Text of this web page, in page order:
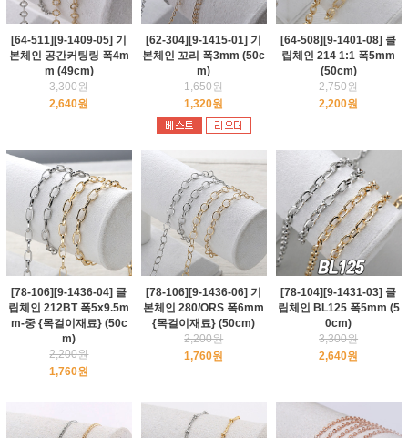
[64-511][9-1409-05] 기
본체인 공간커팅링 폭4m
m (49cm)
3,300원
2,640원
[62-304][9-1415-01] 기
본체인 꼬리 폭3mm (50c
m)
1,650원
1,320원
[64-508][9-1401-08] 클
립체인 214 1:1 폭5mm
(50cm)
2,750원
2,200원
[78-106][9-1436-04] 클
립체인 212BT 폭5x9.5m
m-중 {목걸이재료} (50c
m)
2,200원
1,760원
[78-106][9-1436-06] 기
본체인 280/ORS 폭6mm
{목걸이재료} (50cm)
2,200원
1,760원
[78-104][9-1431-03] 클
립체인 BL125 폭5mm (5
0cm)
3,300원
2,640원